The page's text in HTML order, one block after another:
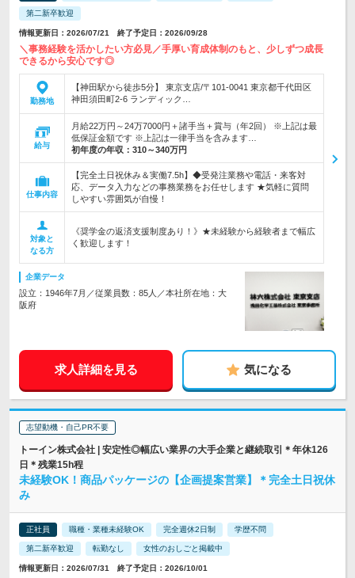
第二新卒歓迎
情報更新日：2026/07/21 終了予定日：2026/09/28
＼事務経験を活かしたい方必見／手厚い育成体制のもと、少しずつ成長
できるから安心です◎
勤務地
【神田駅から徒歩5分】 東京支店/〒101-0041 東京都千代田区
神田須田町2-6 ランディック…
給与
月給22万円～24万7000円＋諸手当＋賞与（年2回） ※上記は最
低保証金額です ※上記は一律手当を含みます…
初年度の年収： 310～340万円
仕事内容
【完全土日祝休み＆実働7.5h】◆受発注業務や電話・来客対
応、データ入力などの事務業務をお任せします ★気軽に質問
しやすい雰囲気が自慢！
対象と
なる方
《奨学金の返済支援制度あり！》★未経験から経験者まで幅広
く歓迎します！
企業データ
設立：1946年7月／従業員数：85人／本社所在地：大
阪府
求人詳細を見る 気になる
志望動機・自己PR不要
トーイン株式会社 | 安定性◎幅広い業界の大手企業と継続取引＊年休126
日＊残業15h程
未経験OK！商品パッケージの【企画提案営業】＊完全土日祝休
み
正社員 職種・業種未経験OK 完全週休2日制 学歴不問
第二新卒歓迎 転勤なし 女性のおしごと掲載中
情報更新日：2026/07/31 終了予定日：2026/10/01